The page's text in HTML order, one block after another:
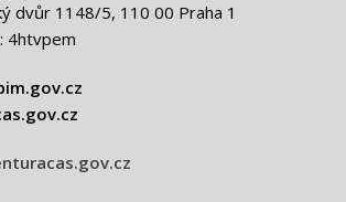
dvůr 1148/5, 110 00 Praha 1
4htvpem